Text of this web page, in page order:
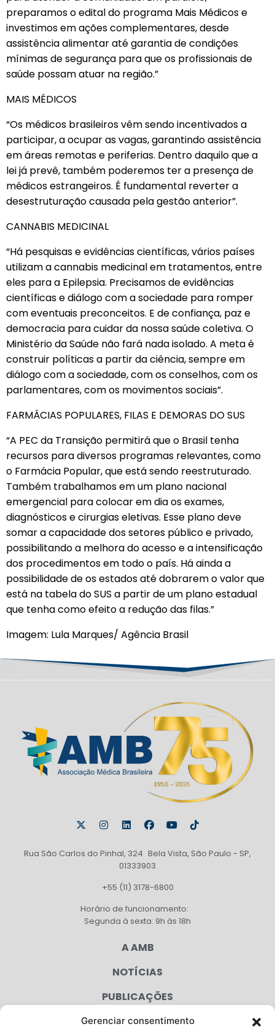
Gerenciar consentimento
preparamos o edital do programa Mais Médicos e
investimos em ações complementares, desde
assistência alimentar até garantia de condições
mínimas de segurança para que os profissionais de
saúde possam atuar na região.”
MAIS MÉDICOS
“Os médicos brasileiros vêm sendo incentivados a
participar, a ocupar as vagas, garantindo assistência
em áreas remotas e periferias. Dentro daquilo que a
lei já prevê, também poderemos ter a presença de
médicos estrangeiros. É fundamental reverter a
desestruturação causada pela gestão anterior”.
CANNABIS MEDICINAL
“Há pesquisas e evidências científicas, vários países
utilizam a cannabis medicinal em tratamentos, entre
eles para a Epilepsia. Precisamos de evidências
científicas e diálogo com a sociedade para romper
com eventuais preconceitos. E de confiança, paz e
democracia para cuidar da nossa saúde coletiva. O
Ministério da Saúde não fará nada isolado. A meta é
construir políticas a partir da ciência, sempre em
diálogo com a sociedade, com os conselhos, com os
parlamentares, com os movimentos sociais”.
FARMÁCIAS POPULARES, FILAS E DEMORAS DO SUS
“A PEC da Transição permitirá que o Brasil tenha
recursos para diversos programas relevantes, como
o Farmácia Popular, que está sendo reestruturado.
Também trabalhamos em um plano nacional
emergencial para colocar em dia os exames,
diagnósticos e cirurgias eletivas. Esse plano deve
somar a capacidade dos setores público e privado,
possibilitando a melhora do acesso e a intensificação
dos procedimentos em todo o país. Há ainda a
possibilidade de os estados até dobrarem o valor que
está na tabela do SUS a partir de um plano estadual
que tenha como efeito a redução das filas.”
Imagem: Lula Marques/ Agência Brasil
Rua São Carlos do Pinhal, 324 Bela Vista, São Paulo - SP,
01333903
+55 (11) 3178-6800
Horário de funcionamento:
Segunda à sexta: 9h às 18h
A AMB
NOTÍCIAS
PUBLICAÇÕES
CONGRESSO